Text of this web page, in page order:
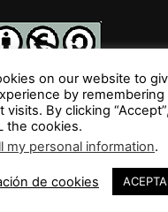
SÍGUENOS
on our website to
by
visits. By clicking
the cookies.
my personal information.
de cookies